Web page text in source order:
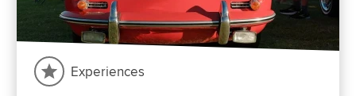
Experiences